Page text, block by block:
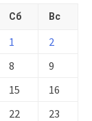
Сб Вс
1
2
8
9
15
16
22
23